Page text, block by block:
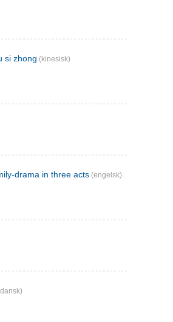
si zhong (kinesisk)
drama in three acts (engelsk)